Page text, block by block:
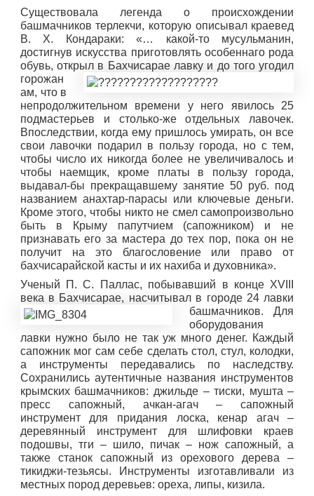
Существовала легенда о происхождении
башмачников терлекчи, которую описывал краевед
В. Х. Кондараки: «… какой-то мусульманин,
достигнув искусства приготовлять особеннаго рода
обувь, открыл в Бахчисарае лавку и до того угодил
горожан
ам, что в
непродолжительном времени у него явилось 25
подмастерьев и столько-же отдельных лавочек.
Впоследствии, когда ему пришлось умирать, он все
свои лавочки подарил в пользу города, но с тем,
чтобы число их никогда более не увеличивалось и
чтобы наемщик, кроме платы в пользу города,
выдавал-бы прекращавшему занятие 50 руб. под
названием анахтар-парасы или ключевые деньги.
Кроме этого, чтобы никто не смел самопроизвольно
быть в Крыму папутчием (сапожником) и не
признавать его за мастера до тех пор, пока он не
получит на это благословение или право от
бахчисарайской касты и их нахиба и духовника».
Ученый П. С. Паллас, побывавший в конце XVIII
века в Бахчисарае, насчитывал в городе 24 лавки
башмачников. Для
оборудования
лавки нужно было не так уж много денег. Каждый
сапожник мог сам себе сделать стол, стул, колодки,
а инструменты передавались по наследству.
Сохранились аутентичные названия инструментов
крымских башмачников: джильде – тиски, мушта –
пресс сапожный, ачкан-агач – сапожный
инструмент для придания лоска, кенар агач –
деревянный инструмент для шлифовки краев
подошвы, тги – шило, пичак – нож сапожный, а
также станок сапожный из орехового дерева –
тикиджи-тезьясы. Инструменты изготавливали из
местных пород деревьев: ореха, липы, кизила.